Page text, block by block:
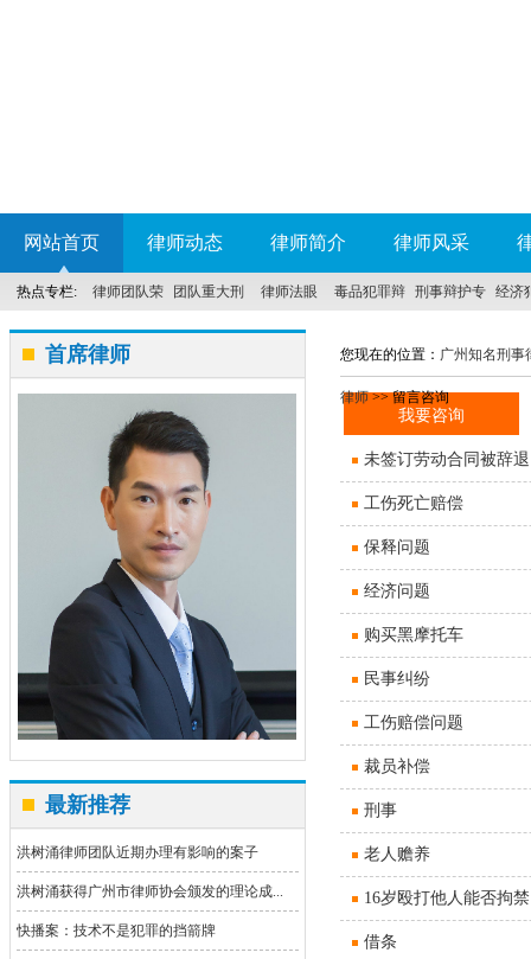
网站首页 律师动态 律师简介 律师风采
热点专栏: 律师团队荣
誉
团队重大刑
事案件
律师法眼 毒品犯罪辩 刑事辩护专 经济
首席律师
最新推荐
洪树涌律师团队近期办理有影响的案子
洪树涌获得广州市律师协会颁发的理论成...
快播案：技术不是犯罪的挡箭牌
您现在的位置： 广州知名刑事
律师>> 留言咨询
未签订劳动合同被辞退
工伤死亡赔偿
保释问题
经济问题
购买黑摩托车
民事纠纷
工伤赔偿问题
裁员补偿
刑事
老人赡养
16岁殴打他人能否拘
借条